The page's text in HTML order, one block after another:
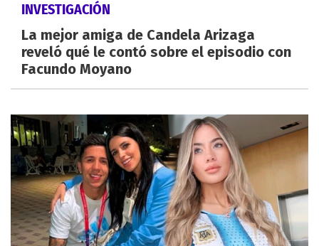
INVESTIGACIÓN
La mejor amiga de Candela Arizaga
reveló qué le contó sobre el episodio con
Facundo Moyano